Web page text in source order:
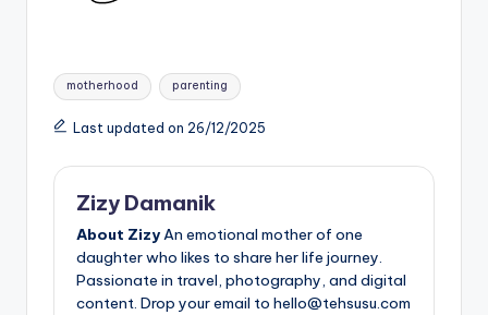
Tags:
motherhood parenting
Last updated on 26/12/2025
Zizy Damanik
About ZizyAn emotional mother of one
daughter who likes to share her life journey.
Passionate in travel, photography, and digital
content. Drop your email to hello@tehsusu.com